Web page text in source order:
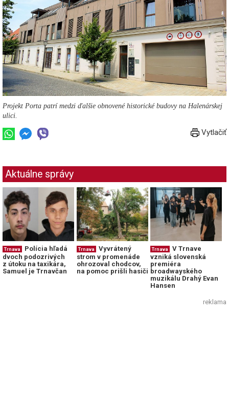
Projekt Porta patrí medzi ďalšie obnovené historické budovy na Halenárskej
ulici.
Vytlačiť
Aktuálne správy
Trnava
Polícia hľadá
dvoch podozrivých
z útoku na taxikára,
Samuel je Trnavčan
Trnava
Vyvrátený
strom v promenáde
ohrozoval chodcov,
na pomoc prišli hasiči
Trnava
V Trnave
vzniká slovenská
premiéra
broadwayského
muzikálu Drahý Evan
Hansen
reklama